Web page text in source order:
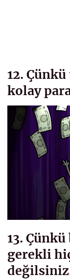
12.
kolay
13.
gerekli